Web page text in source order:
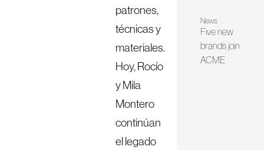
patrones,
técnicas y
materiales.
Hoy, Rocío
y Mila
Montero
continúan
el legado
News
Five new
brands join
ACME